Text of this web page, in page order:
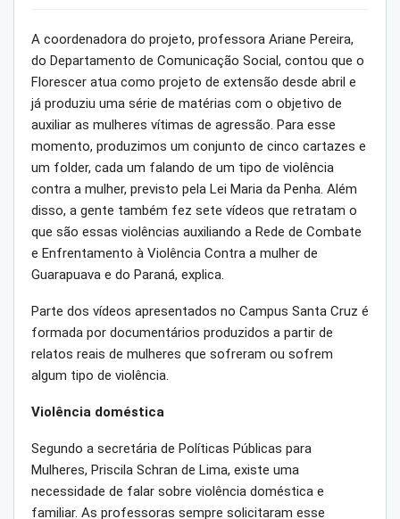
A coordenadora do projeto, professora Ariane Pereira,
do Departamento de Comunicação Social, contou que o
Florescer atua como projeto de extensão desde abril e
já produziu uma série de matérias com o objetivo de
auxiliar as mulheres vítimas de agressão. Para esse
momento, produzimos um conjunto de cinco cartazes e
um folder, cada um falando de um tipo de violência
contra a mulher, previsto pela Lei Maria da Penha. Além
disso, a gente também fez sete vídeos que retratam o
que são essas violências auxiliando a Rede de Combate
e Enfrentamento à Violência Contra a mulher de
Guarapuava e do Paraná, explica.
Parte dos vídeos apresentados no Campus Santa Cruz é
formada por documentários produzidos a partir de
relatos reais de mulheres que sofreram ou sofrem
algum tipo de violência.
Violência doméstica
Segundo a secretária de Políticas Públicas para
Mulheres, Priscila Schran de Lima, existe uma
necessidade de falar sobre violência doméstica e
familiar. As professoras sempre solicitaram esse